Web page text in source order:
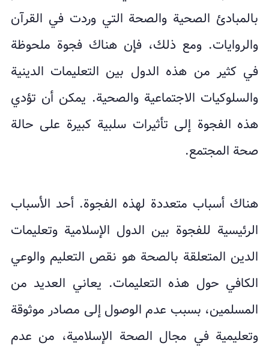
بالمبادئ الصحية والصحة التي وردت في القرآن
والروايات. ومع ذلك، فإن هناك فجوة ملحوظة
في كثير من هذه الدول بين التعليمات الدينية
والسلوكيات الاجتماعية والصحية. يمكن أن تؤدي
هذه الفجوة إلى تأثيرات سلبية كبيرة على حالة
صحة المجتمع.
هناك أسباب متعددة لهذه الفجوة. أحد الأسباب
الرئيسية للفجوة بين الدول الإسلامية وتعليمات
الدين المتعلقة بالصحة هو نقص التعليم والوعي
الكافي حول هذه التعليمات. يعاني العديد من
المسلمين، بسبب عدم الوصول إلى مصادر موثوقة
وتعليمية في مجال الصحة الإسلامية، من عدم